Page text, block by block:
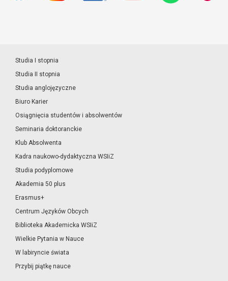
Studia I stopnia
Studia II stopnia
Studia anglojęzyczne
Biuro Karier
Osiągnięcia studentów i absolwentów
Seminaria doktoranckie
Klub Absolwenta
Kadra naukowo-dydaktyczna WSIiZ
Studia podyplomowe
Akademia 50 plus
Erasmus+
Centrum Języków Obcych
Biblioteka Akademicka WSIiZ
Wielkie Pytania w Nauce
W labiryncie świata
Przybij piątkę nauce